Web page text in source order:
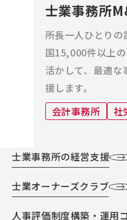
士業事務所
所長一人ひとり
国15,000件以上
活かして、最適
援します。
会計事務所
社
士業事務所の経営支援
士業オーナーズクラブ
人事評価制度構築・運用